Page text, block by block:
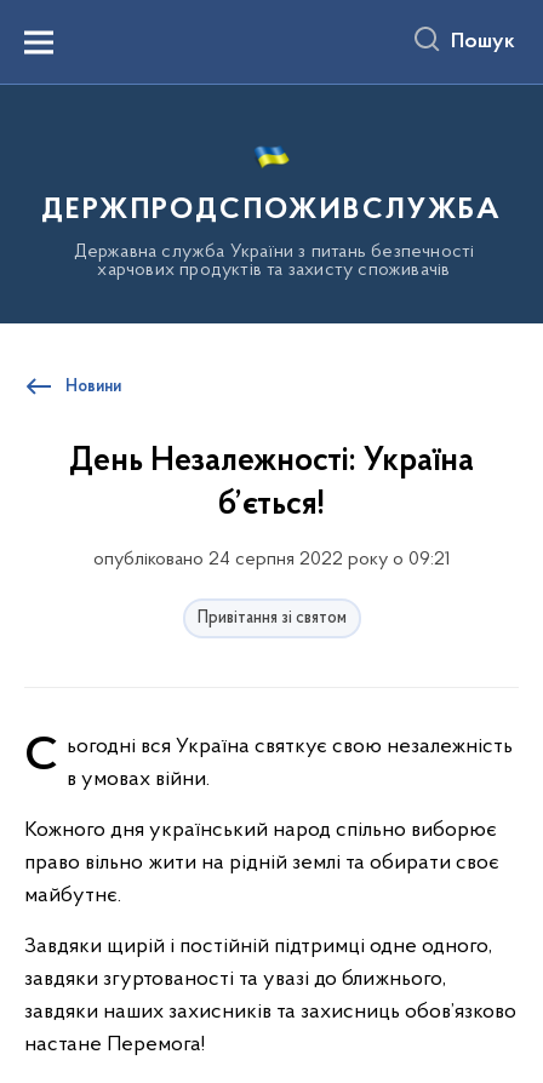
вмістуMenu Пошук
ДЕРЖПРОДСПОЖИВСЛУЖБА
Державна служба України з питань безпечності
харчових продуктів та захисту споживачів
Новини
День Незалежності: Україна
б’ється!
опубліковано 24 серпня 2022 року о 09:21
Привітання зі святом
Сьогодні вся Україна святкує свою незалежність в умовах війни.
Кожного дня український народ спільно виборює
право вільно жити на рідній землі та обирати своє
майбутнє.
Завдяки щирій і постійній підтримці одне одного,
завдяки згуртованості та увазі до ближнього,
завдяки наших захисників та захисниць обов’язково
настане Перемога!